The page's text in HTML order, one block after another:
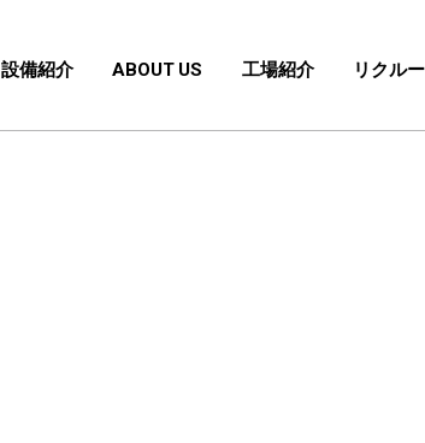
設備紹介 ABOUT US 工場紹介 リクル